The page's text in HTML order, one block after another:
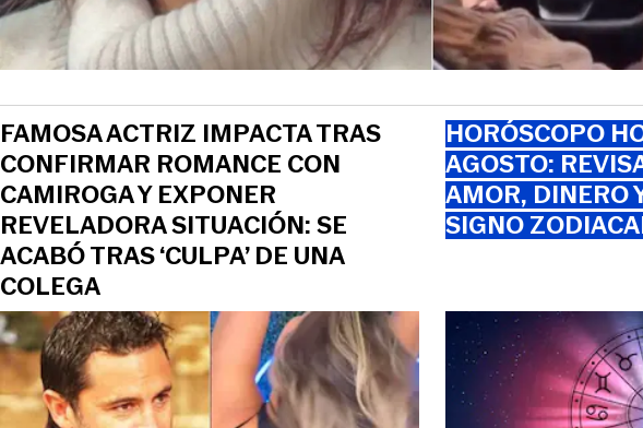
FAMOSA ACTRIZ IMPACTA TRAS
CONFIRMAR ROMANCE CON
CAMIROGA Y EXPONER
REVELADORA SITUACIÓN: SE
ACABÓ TRAS ‘CULPA’ DE UNA
COLEGA
HORÓSCOPO
AGOSTO:
AMOR, DINERO
SIGNO